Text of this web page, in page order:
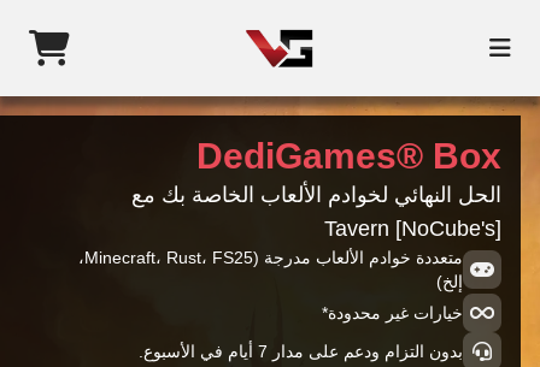
DediGames® Box
الحل النهائي لخوادم الألعاب الخاصة بك مع
[NoCube's] Tavern
متعددة خوادم الألعاب مدرجة (Minecraft، Rust، FS25،
إلخ)
خيارات غير محدودة*
بدون التزام ودعم على مدار 7 أيام في الأسبوع.